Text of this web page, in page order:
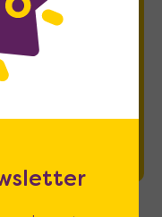
dati
dell'informativa